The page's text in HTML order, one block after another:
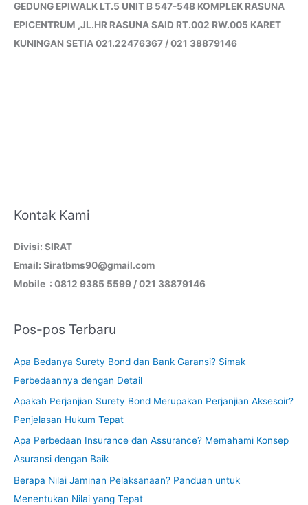
GEDUNG EPIWALK LT.5 UNIT B 547-548 KOMPLEK RASUNA
EPICENTRUM ,JL.HR RASUNA SAID RT.002 RW.005 KARET
KUNINGAN SETIA 021.22476367 / 021 38879146
Kontak Kami
Divisi: SIRAT
Email: Siratbms90@gmail.com
Mobile : 0812 9385 5599 / 021 38879146
Pos-pos Terbaru
Apa Bedanya Surety Bond dan Bank Garansi? Simak
Perbedaannya dengan Detail
Apakah Perjanjian Surety Bond Merupakan Perjanjian Aksesoir?
Penjelasan Hukum Tepat
Apa Perbedaan Insurance dan Assurance? Memahami Konsep
Asuransi dengan Baik
Berapa Nilai Jaminan Pelaksanaan? Panduan untuk
Menentukan Nilai yang Tepat